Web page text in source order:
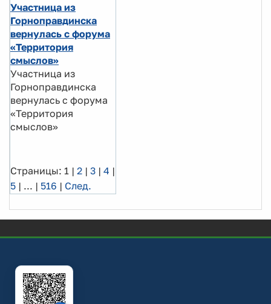
Участница из
Горноправдинска
вернулась с форума
«Территория
смыслов»
Участница из
Горноправдинска
вернулась с форума
«Территория
смыслов»
Страницы: 1 | 2 | 3 | 4 |
5 | ... | 516 | След.